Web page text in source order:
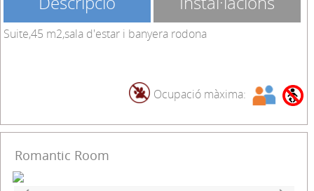
Suite,45 m2,sala d'estar i banyera rodona
Ocupació màxima:
Romantic Room